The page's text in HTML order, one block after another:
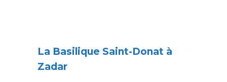
La Basilique Saint-Donat à
Zadar